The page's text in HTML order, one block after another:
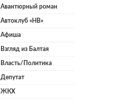
Авантюрный роман
Автоклуб «НВ»
Афиша
Взгляд из Балтая
Власть/Политика
Депутат
ЖКХ